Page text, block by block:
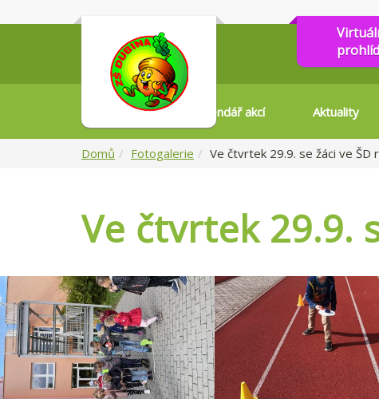
Kalendář akcí
Aktuality
Domů Fotogalerie Ve čtvrtek 29.9. se žáci ve ŠD
Ve čtvrtek 29.9.